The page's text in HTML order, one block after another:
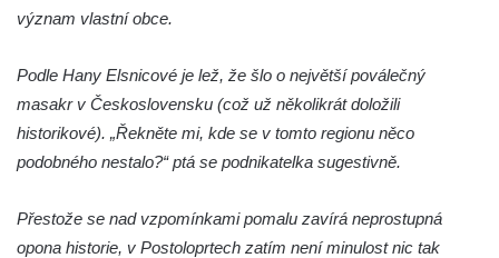
Pomník hrdinům na hřbitově ve Hřivicích
svatého Jakuba ve Hřivicích
Pomník obětem 2. světové války u
kruhového objezdu ve Hřivicích
Pomník obětem 1. a 2. světové války v
význam vlastní obce.
Podle Hany Elsnicové je lež, že šlo o největší poválečný
masakr v Československu (což už několikrát doložili
historikové). „Řekněte mi, kde se v tomto regionu něco
podobného nestalo?“ ptá se podnikatelka sugestivně.
Přestože se nad vzpomínkami pomalu zavírá neprostupná
opona historie, v Postoloprtech zatím není minulost nic tak